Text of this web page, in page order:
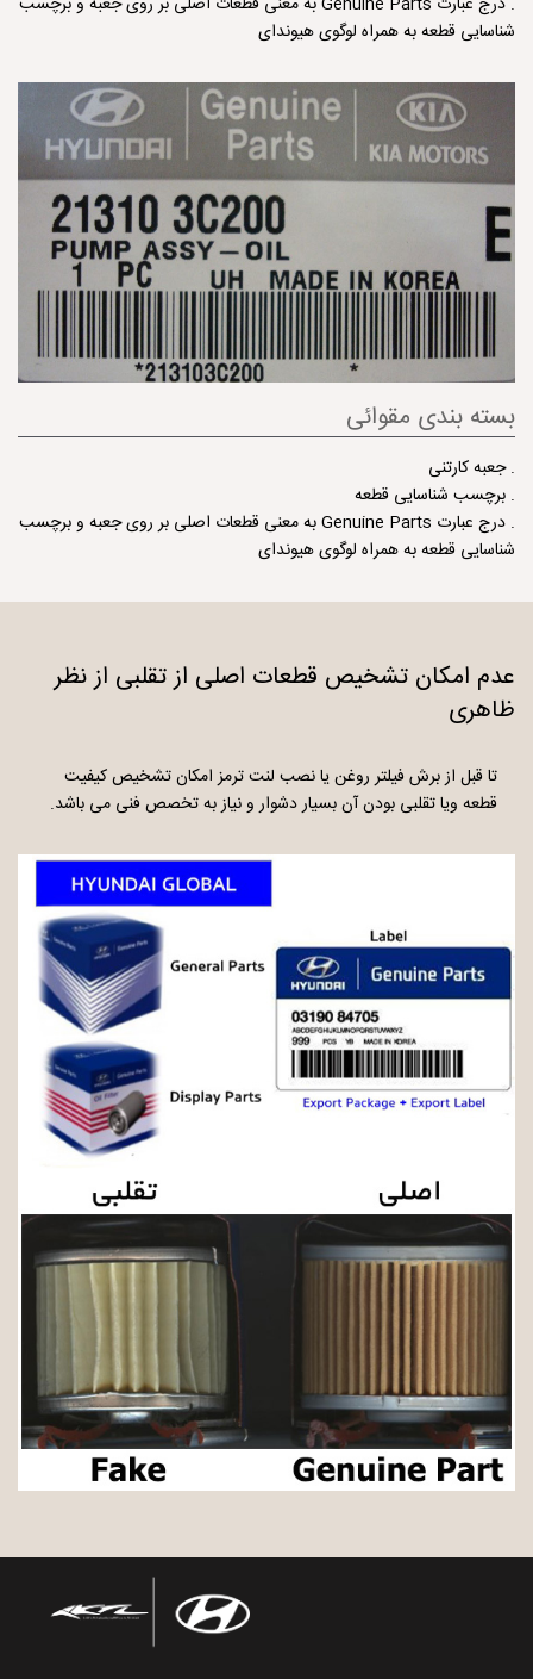
شناسایی قطعه به همراه لوگوی هیوندای
بسته بندی مقوائی
. جعبه كارتنی
. برچسب شناسایی قطعه
. درج عبارت Genuine Parts به معنی قطعات اصلی بر روی جعبه و برچسب
شناسایی قطعه به همراه لوگوی هیوندای
عدم امکان تشخیص قطعات اصلی از تقلبی از نظر
ظاهری
تا قبل از برش فیلتر روغن یا نصب لنت ترمز امکان تشخیص کیفیت
قطعه ویا تقلبی بودن آن بسیار دشوار و نیاز به تخصص فنی می باشد.